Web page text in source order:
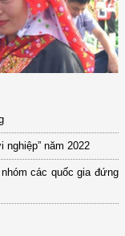
năm 2022
các quốc gia đứng